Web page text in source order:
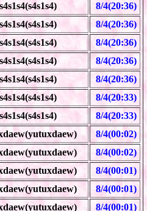
s4s1s4(s4s1s4)
8/4(20:36)
s4s1s4(s4s1s4)
8/4(20:36)
s4s1s4(s4s1s4)
8/4(20:36)
s4s1s4(s4s1s4)
8/4(20:36)
s4s1s4(s4s1s4)
8/4(20:36)
s4s1s4(s4s1s4)
8/4(20:33)
s4s1s4(s4s1s4)
8/4(20:33)
8/4(00:02)
8/4(00:02)
8/4(00:01)
8/4(00:01)
8/4(00:01)